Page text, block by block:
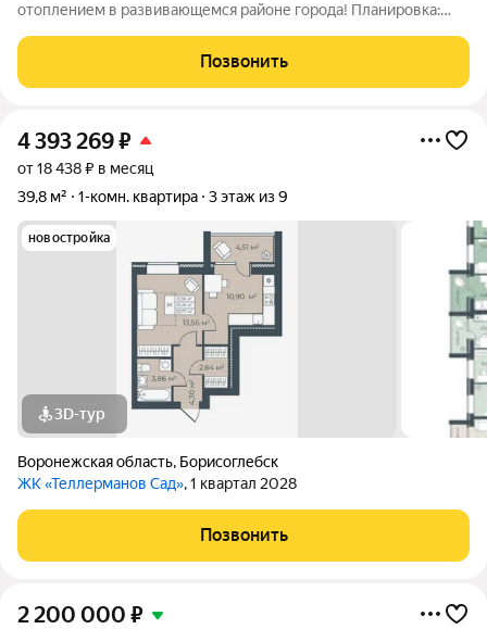
отоплением в развивающемся районе города! Планировка:
совмещенный санузел просторный балкон встроенная
гардеробная Ремон свежий ремонт, в
Позвонить
4 393 269₽
от 18 438 ₽ в месяц
39,8 м²
1-комн. квартира 3 этаж из 9
новостройка
3D-тур
Воронежская область, Борисоглебск
ЖК «Теллерманов Сад», 1 квартал 2028
Позвонить
2 200 000 ₽